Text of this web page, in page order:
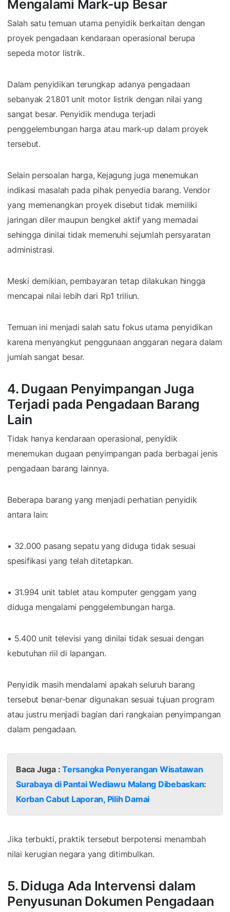
Mengalami Mark-up Besar
Salah satu temuan utama penyidik berkaitan dengan
proyek pengadaan kendaraan operasional berupa
sepeda motor listrik.
Dalam penyidikan terungkap adanya pengadaan
sebanyak 21.801 unit motor listrik dengan nilai yang
sangat besar. Penyidik menduga terjadi
penggelembungan harga atau mark-up dalam proyek
tersebut.
Selain persoalan harga, Kejagung juga menemukan
indikasi masalah pada pihak penyedia barang. Vendor
yang memenangkan proyek disebut tidak memiliki
jaringan diler maupun bengkel aktif yang memadai
sehingga dinilai tidak memenuhi sejumlah persyaratan
administrasi.
Meski demikian, pembayaran tetap dilakukan hingga
mencapai nilai lebih dari Rp1 triliun.
Temuan ini menjadi salah satu fokus utama penyidikan
karena menyangkut penggunaan anggaran negara dalam
jumlah sangat besar.
4. Dugaan Penyimpangan Juga
Terjadi pada Pengadaan Barang
Lain
Tidak hanya kendaraan operasional, penyidik
menemukan dugaan penyimpangan pada berbagai jenis
pengadaan barang lainnya.
Beberapa barang yang menjadi perhatian penyidik
antara lain:
• 32.000 pasang sepatu yang diduga tidak sesuai
spesifikasi yang telah ditetapkan.
• 31.994 unit tablet atau komputer genggam yang
diduga mengalami penggelembungan harga.
• 5.400 unit televisi yang dinilai tidak sesuai dengan
kebutuhan riil di lapangan.
Penyidik masih mendalami apakah seluruh barang
tersebut benar-benar digunakan sesuai tujuan program
atau justru menjadi bagian dari rangkaian penyimpangan
dalam pengadaan.
Baca Juga :Tersangka Penyerangan Wisatawan
Surabaya di Pantai Wediawu Malang Dibebaskan:
Korban Cabut Laporan, Pilih Damai
Jika terbukti, praktik tersebut berpotensi menambah
nilai kerugian negara yang ditimbulkan.
5. Diduga Ada Intervensi dalam
Penyusunan Dokumen Pengadaan